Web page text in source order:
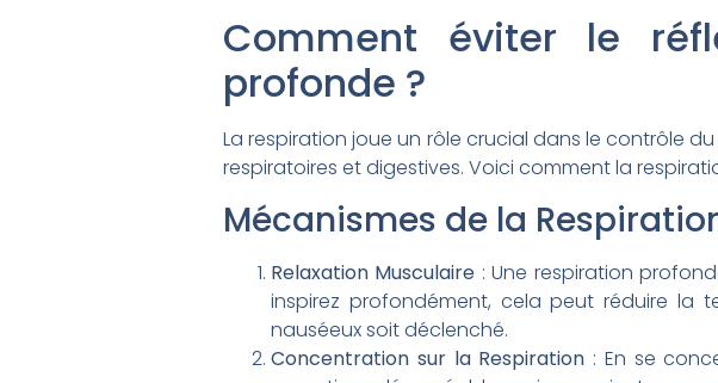
Comment éviter le
profonde ?
La respiration joue un rôle crucial dans le contrôle
respiratoires et digestives. Voici comment la
Mécanismes de la
Relaxation Musculaire : Une respiration
inspirez profondément, cela peut réduire la
nauséeux soit déclenché.
Concentration sur la Respiration : En se